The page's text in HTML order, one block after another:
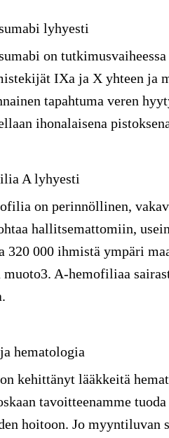
lyhyesti
on
IXa ja X yhteen ja
tapahtuma veren
ihonalaisena
A lyhyesti
on perinnöllinen,
hallitsemattomiin,
320 000 ihmistä ympäri
muoto3. A-hemofiliaa
hematologia
kehittänyt lääkkeitä
tavoitteenamme
hoitoon. Jo myyntiluvan